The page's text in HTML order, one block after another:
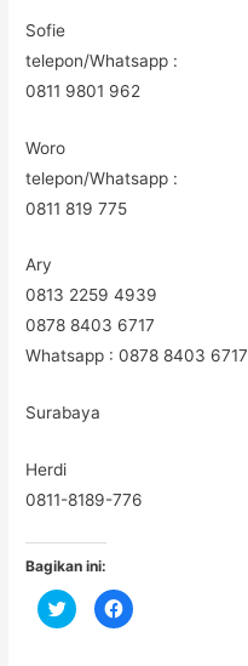
Sofie
telepon/Whatsapp :
0811 9801 962
Woro
telepon/Whatsapp :
0811 819 775
Ary
0813 2259 4939
0878 8403 6717
Whatsapp : 0878 8403 6717
Surabaya
Herdi
0811-8189-776
Bagikan ini:
C
l
C
l